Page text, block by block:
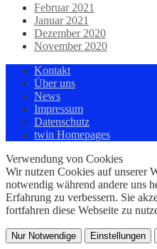
Februar 2021
Januar 2021
Dezember 2020
November 2020
Kontakt
Über uns
News
Impressum
Datenschutz
twin Homepages
Verwendung von Cookies
Wir nutzen Cookies auf unserer
notwendig während andere uns
Erfahrung zu verbessern. Sie
fortfahren diese Webseite zu
Nur Notwendige Einstellungen